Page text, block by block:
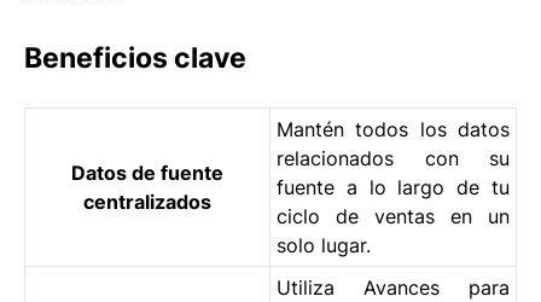
Beneficios clave
Datos de fuente
centralizados
Mantén todos los datos
relacionados con su
fuente a lo largo de tu
ciclo de ventas en un
solo lugar.
Utiliza Avances para